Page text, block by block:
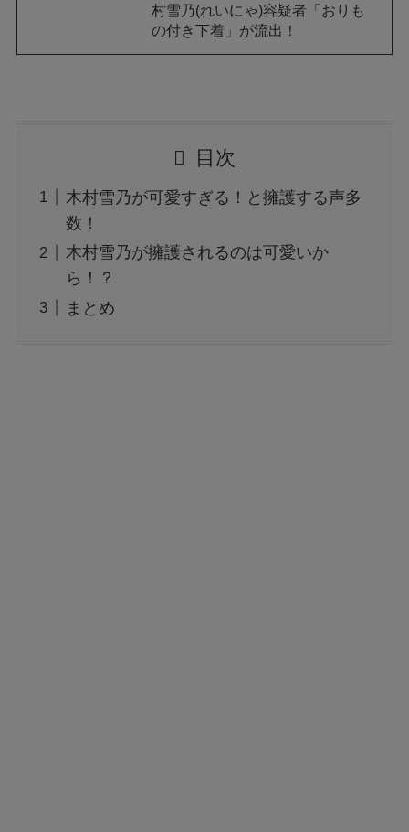
村雪乃(れいにゃ)容疑者「おりも
の付き下着」が流出！
目次
木村雪乃が可愛すぎる！と擁護する声多
数！
木村雪乃が擁護されるのは可愛いか
ら！？
まとめ